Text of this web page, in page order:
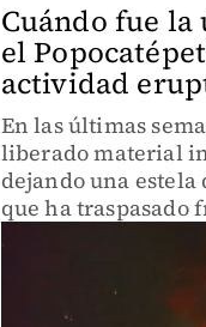
Cuándo fue
el
actividad
En las últimas
liberado material
dejando una
que ha traspasado